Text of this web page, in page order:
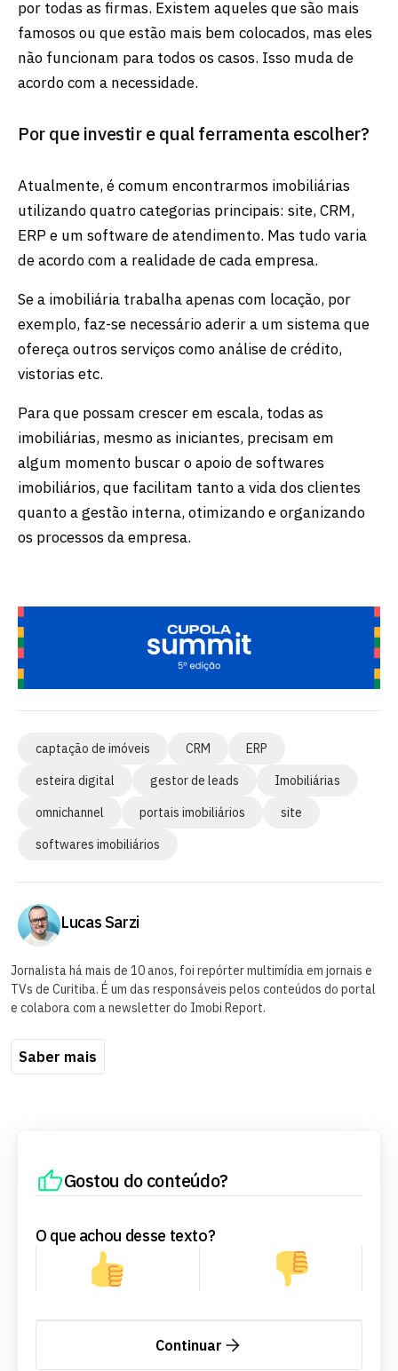
por todas as firmas. Existem aqueles que são mais
famosos ou que estão mais bem colocados, mas eles
não funcionam para todos os casos. Isso muda de
acordo com a necessidade.
Por que investir e qual ferramenta escolher?
Atualmente, é comum encontrarmos imobiliárias
utilizando quatro categorias principais: site, CRM,
ERP e um software de atendimento. Mas tudo varia
de acordo com a realidade de cada empresa.
Se a imobiliária trabalha apenas com locação, por
exemplo, faz-se necessário aderir a um sistema que
ofereça outros serviços como análise de crédito,
vistorias etc.
Para que possam crescer em escala, todas as
imobiliárias, mesmo as iniciantes, precisam em
algum momento buscar o apoio de softwares
imobiliários, que facilitam tanto a vida dos clientes
quanto a gestão interna, otimizando e organizando
os processos da empresa.
captação de imóveis CRM
ERP
esteira digital
gestor de leads
Imobiliárias
omnichannel
portais imobiliários
site
softwares imobiliários
Lucas Sarzi
Jornalista há mais de 10 anos, foi repórter multimídia em jornais e
TVs de Curitiba. É um das responsáveis pelos conteúdos do portal
e colabora com a newsletter do Imobi Report.
Saber mais
Gostou do conteúdo?
O que achou desse texto?
Continuar